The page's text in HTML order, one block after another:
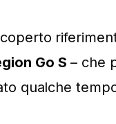
Go S – che
qualche